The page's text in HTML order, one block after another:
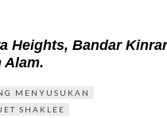
Heights, Bandar
Alam.
MENYUSUKAN
SHAKLEE